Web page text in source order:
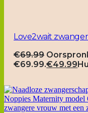
Love2wait
€69.99
€69.99.€49.99